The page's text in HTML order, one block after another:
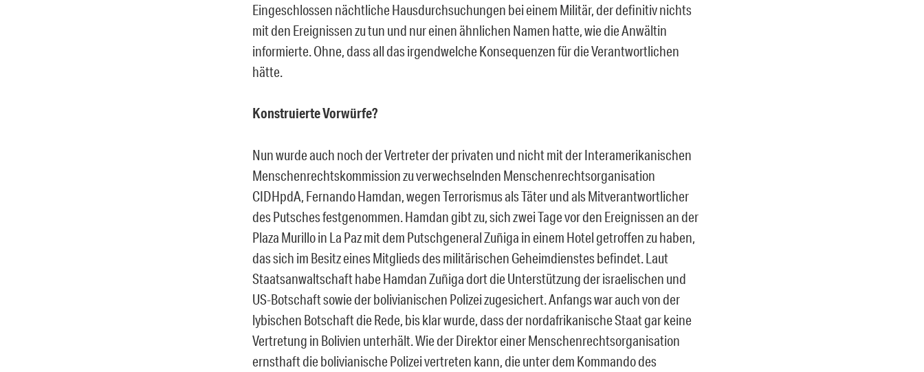
Eingeschlossen nächtliche Hausdurchsuchungen bei einem Militär, der definitiv nichts
mit den Ereignissen zu tun und nur einen ähnlichen Namen hatte, wie die Anwältin
informierte. Ohne, dass all das irgendwelche Konsequenzen für die Verantwortlichen
hätte.
Konstruierte Vorwürfe?
Nun wurde auch noch der Vertreter der privaten und nicht mit der Interamerikanischen
Menschenrechtskommission zu verwechselnden Menschenrechtsorganisation
CIDHpdA, Fernando Hamdan, wegen Terrorismus als Täter und als Mitverantwortlicher
des Putsches festgenommen. Hamdan gibt zu, sich zwei Tage vor den Ereignissen an der
Plaza Murillo in La Paz mit dem PutschgeneralZuñiga in einem Hotel getroffenzu haben,
dassich im Besitz eines Mitglieds desmilitärischen Geheimdienstes befindet. Laut
Staatsanwaltschaft habe HamdanZuñigadortdieUnterstützung der israelischen und
US-Botschaftsowie der bolivianischen Polizei zugesichert. Anfangs war auch von der
lybischen Botschaft die Rede, bis klar wurde, dass der nordafrikanische Staat gar keine
Vertretung in Bolivien unterhält. Wie der Direktor einer Menschenrechtsorganisation
ernsthaftdie bolivianische Polizei vertreten kann, die unter dem Kommando des